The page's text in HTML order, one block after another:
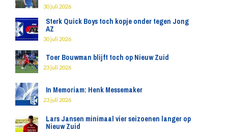
30 juli 2026
Sterk Quick Boys toch kopje onder tegen Jong
AZ
30 juli 2026
Toer Bouwman blijft toch op Nieuw Zuid
23 juli 2026
In Memoriam: Henk Messemaker
23 juli 2026
Lars Jansen minimaal vier seizoenen langer op
Nieuw Zuid